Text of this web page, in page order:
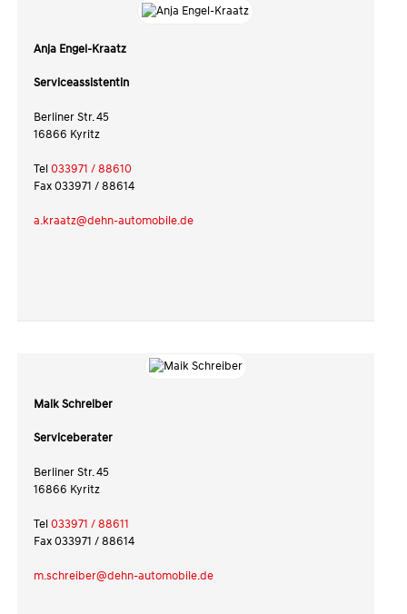
Anja Engel-Kraatz
Serviceassistentin
Berliner Str. 45
16866 Kyritz
Tel033971 / 88610
Fax 033971 / 88614
a.kraatz@dehn-automobile.de
Maik Schreiber
Serviceberater
Berliner Str. 45
16866 Kyritz
Tel033971 / 88611
Fax 033971 / 88614
m.schreiber@dehn-automobile.de